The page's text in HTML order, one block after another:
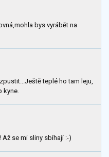
bys vyrábět na
teplé ho tam leju,
kyne.
Až se mi sliny sbíhají :-)